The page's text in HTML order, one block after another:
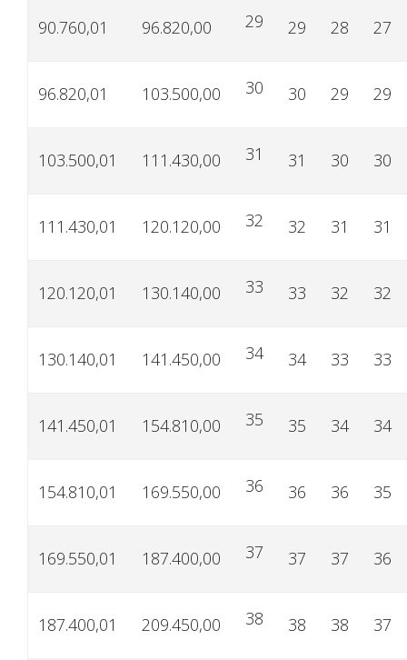
90.760,01 96.820,00 29 29 28 27
96.820,01 103.500,00 30 30 29 29
103.500,01 111.430,00 31 31 30 30
111.430,01 120.120,00 32 32 31 31
120.120,01 130.140,00 33 33 32 32
130.140,01 141.450,00 34 34 33 33
141.450,01 154.810,00 35 35 34 34
154.810,01 169.550,00 36 36 36 35
169.550,01 187.400,00 37 37 37 36
187.400,01 209.450,00 38 38 38 37